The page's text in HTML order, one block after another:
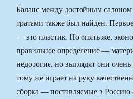
Баланс между достойным
тратами также был найден.
— это пластик. Но опять же,
правильное определение —
недорогие, но выглядят они
тому же играет на руку
сборка — поставляемые в Россию